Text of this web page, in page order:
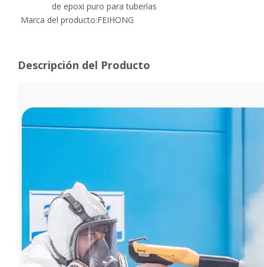
de epoxi puro para tuberías
Marca del producto:FEIHONG
Descripción del Producto